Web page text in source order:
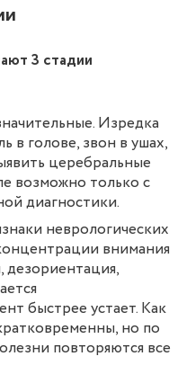
3 стадии
Изредка
в голове, звон в ушах,
церебральные
возможно только с
диагностики.
неврологических
внимания
дезориентация,
быстрее устает. Как
но по
повторяются все